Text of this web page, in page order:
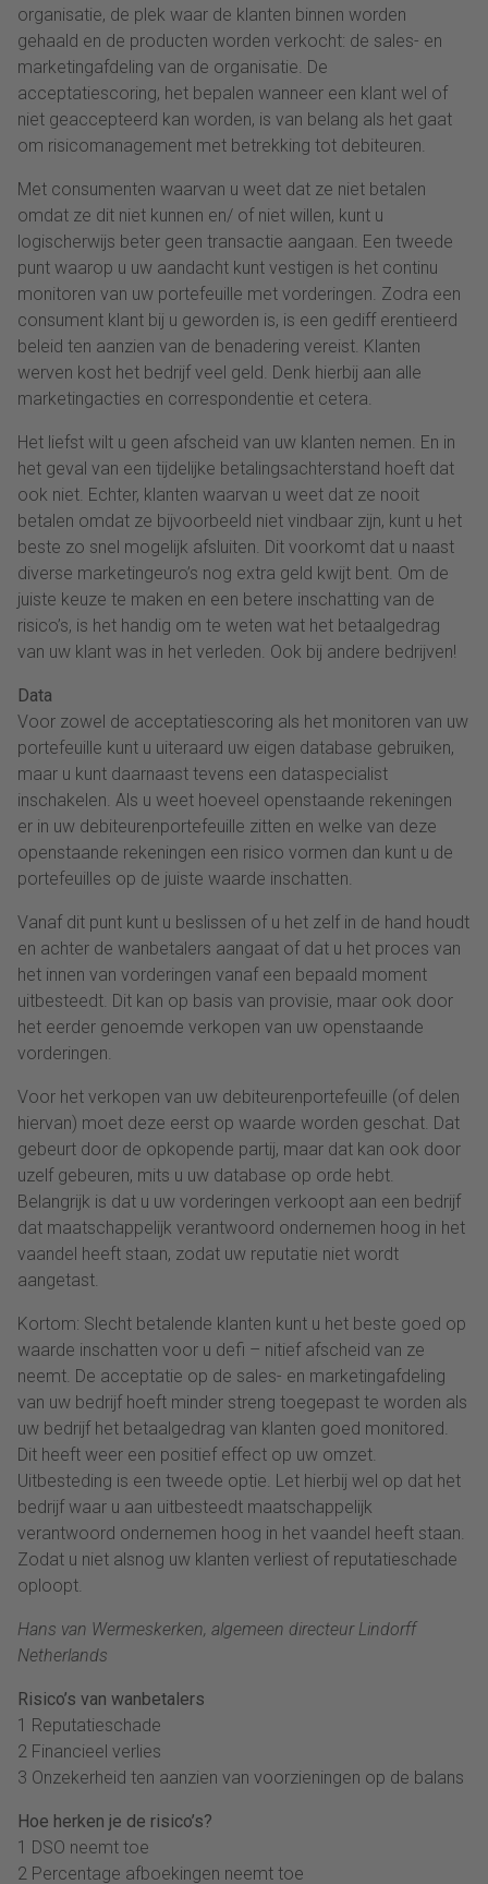
organisatie, de plek waar de klanten binnen worden
gehaald en de producten worden verkocht: de sales- en
marketingafdeling van de organisatie. De
acceptatiescoring, het bepalen wanneer een klant wel of
niet geaccepteerd kan worden, is van belang als het gaat
om risicomanagement met betrekking tot debiteuren.
Met consumenten waarvan u weet dat ze niet betalen
omdat ze dit niet kunnen en/ of niet willen, kunt u
logischerwijs beter geen transactie aangaan. Een tweede
punt waarop u uw aandacht kunt vestigen is het continu
monitoren van uw portefeuille met vorderingen. Zodra een
consument klant bij u geworden is, is een gediff erentieerd
beleid ten aanzien van de benadering vereist. Klanten
werven kost het bedrijf veel geld. Denk hierbij aan alle
marketingacties en correspondentie et cetera.
Het liefst wilt u geen afscheid van uw klanten nemen. En in
het geval van een tijdelijke betalingsachterstand hoeft dat
ook niet. Echter, klanten waarvan u weet dat ze nooit
betalen omdat ze bijvoorbeeld niet vindbaar zijn, kunt u het
beste zo snel mogelijk afsluiten. Dit voorkomt dat u naast
diverse marketingeuro’s nog extra geld kwijt bent. Om de
juiste keuze te maken en een betere inschatting van de
risico’s, is het handig om te weten wat het betaalgedrag
van uw klant was in het verleden. Ook bij andere bedrijven!
Data
Voor zowel de acceptatiescoring als het monitoren van uw
portefeuille kunt u uiteraard uw eigen database gebruiken,
maar u kunt daarnaast tevens een dataspecialist
inschakelen. Als u weet hoeveel openstaande rekeningen
er in uw debiteurenportefeuille zitten en welke van deze
openstaande rekeningen een risico vormen dan kunt u de
portefeuilles op de juiste waarde inschatten.
Vanaf dit punt kunt u beslissen of u het zelf in de hand houdt
en achter de wanbetalers aangaat of dat u het proces van
het innen van vorderingen vanaf een bepaald moment
uitbesteedt. Dit kan op basis van provisie, maar ook door
het eerder genoemde verkopen van uw openstaande
vorderingen.
Voor het verkopen van uw debiteurenportefeuille (of delen
hiervan) moet deze eerst op waarde worden geschat. Dat
gebeurt door de opkopende partij, maar dat kan ook door
uzelf gebeuren, mits u uw database op orde hebt.
Belangrijk is dat u uw vorderingen verkoopt aan een bedrijf
dat maatschappelijk verantwoord ondernemen hoog in het
vaandel heeft staan, zodat uw reputatie niet wordt
aangetast.
Kortom: Slecht betalende klanten kunt u het beste goed op
waarde inschatten voor u defi – nitief afscheid van ze
neemt. De acceptatie op de sales- en marketingafdeling
van uw bedrijf hoeft minder streng toegepast te worden als
uw bedrijf het betaalgedrag van klanten goed monitored.
Dit heeft weer een positief effect op uw omzet.
Uitbesteding is een tweede optie. Let hierbij wel op dat het
bedrijf waar u aan uitbesteedt maatschappelijk
verantwoord ondernemen hoog in het vaandel heeft staan.
Zodat u niet alsnog uw klanten verliest of reputatieschade
oploopt.
Hans van Wermeskerken, algemeen directeur Lindorff
Netherlands
Risico’s van wanbetalers
1 Reputatieschade
2 Financieel verlies
3 Onzekerheid ten aanzien van voorzieningen op de balans
Hoe herken je de risico’s?
1 DSO neemt toe
2 Percentage afboekingen neemt toe